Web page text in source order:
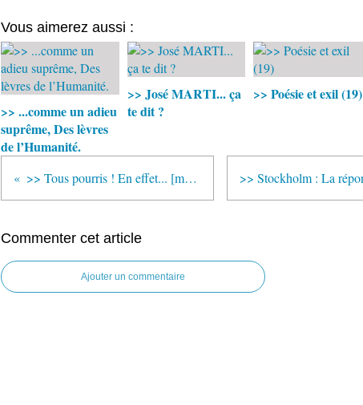
Vous aimerez aussi :
>> ...comme un adieu
suprême, Des lèvres
de l’Humanité.
>> José MARTI... ça
te dit ?
>> Poésie et exil (19)
>> Tous pourris ! En effet... [mais...] Pourquoi ?
Commenter cet article
Ajouter un commentaire